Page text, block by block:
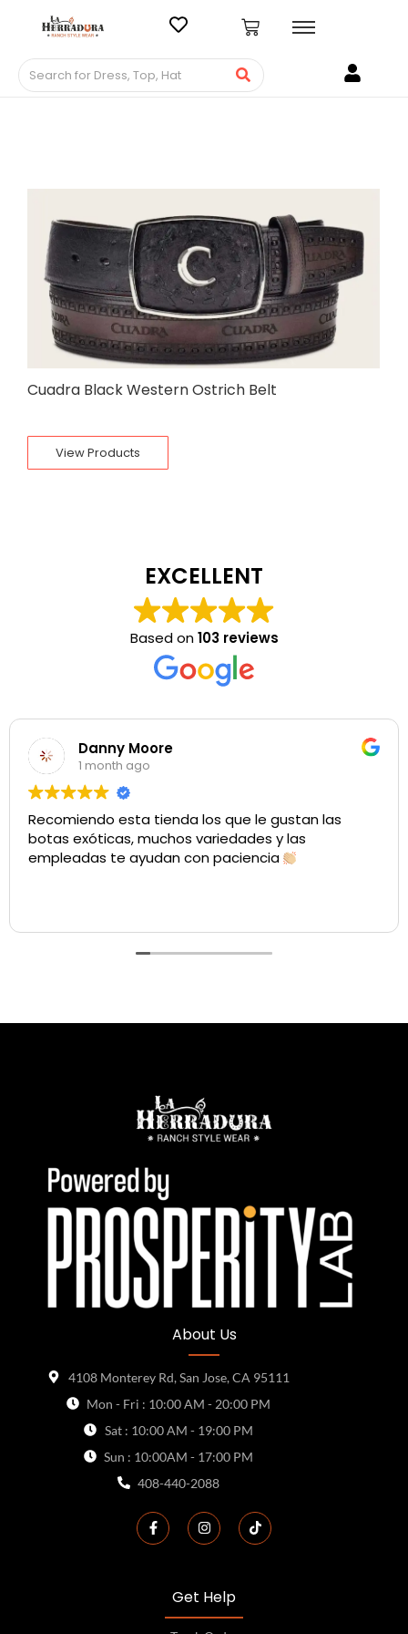
Cuadra Black Western Ostrich Belt
View Products
EXCELLENT
Based on103 reviews
Danny Moore
1 month ago
Recomiendo esta tienda los que le gustan las
botas exóticas, muchos variedades y las
empleadas te ayudan con paciencia
About Us
4108 Monterey Rd, San Jose, CA 95111
Mon - Fri : 10:00 AM - 20:00 PM
Sat : 10:00 AM - 19:00 PM
Sun : 10:00AM - 17:00 PM
408-440-2088
Get Help